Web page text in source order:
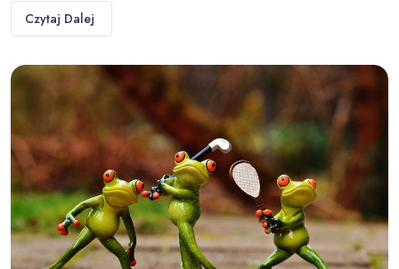
Czytaj Dalej